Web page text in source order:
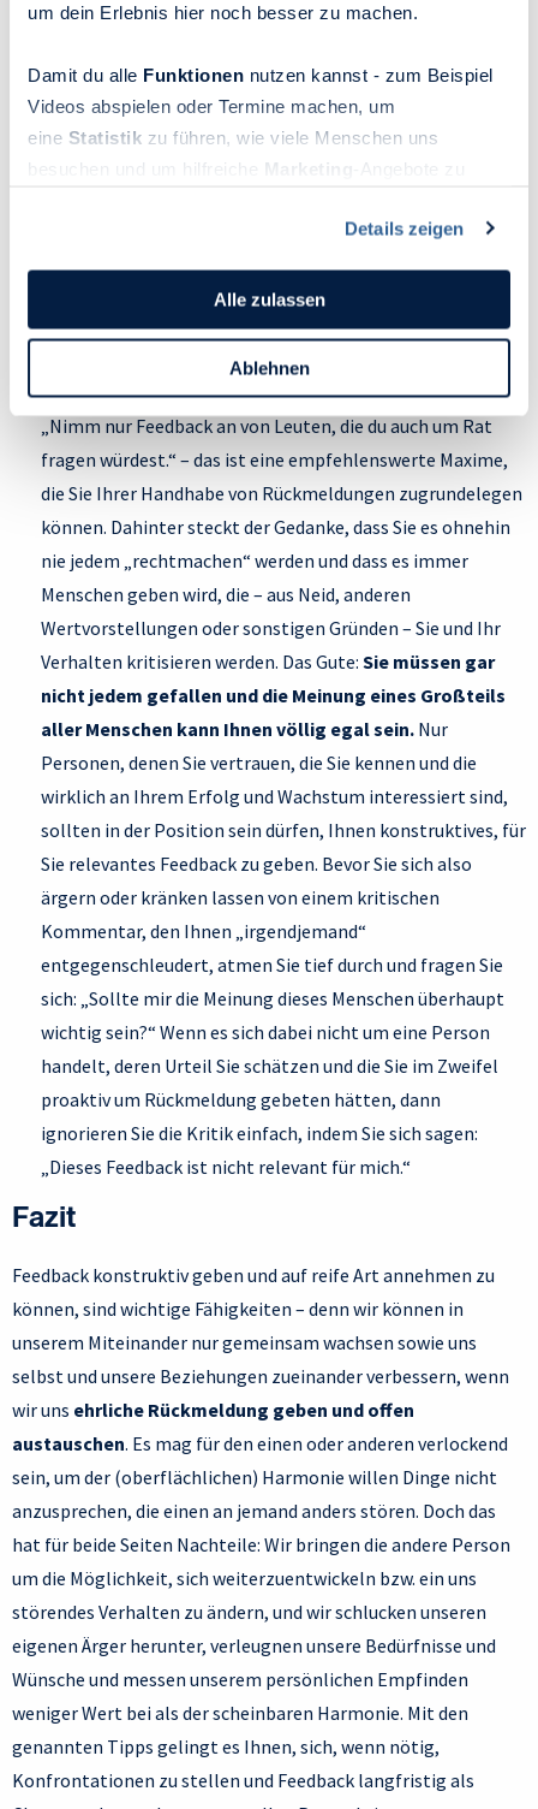
um dein Erlebnis hier noch besser zu machen.
Damit du alle Funktionen nutzen kannst - zum Beispiel
Videos abspielen oder Termine machen, um
eine Statistik zu führen, wie viele Menschen uns
besuchen und um hilfreiche Marketing
-Angebote zu
Du kannst deine Einwilligung jederzeit widerrufen oder
Ecke des Bildschirms klickst. Lies mehr darüber, wie wir
Cookies und andere Technologien zur Erfassung
Details zeigen
Alle zulassen
Ablehnen
unvernünftig und unrealistisch, während ein
würde. Betrachten Sie Feedback als ein Angebot, etwas
über sich selbst zu lernen – aber auch über die andere
Person. So können Sie zudem besser verstehen, aus
welche Bedürfnisse es zwischen den Zeilen zum Ausdruck
Entscheiden, wer Ihnen überhaupt Feedback geben
„Nimm nur Feedback an von Leuten, die du auch um Rat
fragen würdest.“ – das ist eine empfehlenswerte Maxime,
die Sie Ihrer Handhabe von Rückmeldungen zugrundelegen
können. Dahinter steckt der Gedanke, dass Sie es ohnehin
nie jedem „rechtmachen“ werden und dass es immer
Menschen geben wird, die – aus Neid, anderen
Wertvorstellungen oder sonstigen Gründen – Sie und Ihr
Verhalten kritisieren werden. Das Gute: Sie müssen gar
nicht jedem gefallen und die Meinung eines Großteils
aller Menschen kann Ihnen völlig egal sein. Nur
Personen, denen Sie vertrauen, die Sie kennen und die
wirklich an Ihrem Erfolg und Wachstum interessiert sind,
sollten in der Position sein dürfen, Ihnen konstruktives, für
Sie relevantes Feedback zu geben. Bevor Sie sich also
ärgern oder kränken lassen von einem kritischen
Kommentar, den Ihnen „irgendjemand“
entgegenschleudert, atmen Sie tief durch und fragen Sie
sich: „Sollte mir die Meinung dieses Menschen überhaupt
wichtig sein?“ Wenn es sich dabei nicht um eine Person
handelt, deren Urteil Sie schätzen und die Sie im Zweifel
proaktiv um Rückmeldung gebeten hätten, dann
ignorieren Sie die Kritik einfach, indem Sie sich sagen:
„Dieses Feedback ist nicht relevant für mich.“
Fazit
Feedback konstruktiv geben und auf reife Art annehmen zu
können, sind wichtige Fähigkeiten – denn wir können in
unserem Miteinander nur gemeinsam wachsen sowie uns
selbst und unsere Beziehungen zueinander verbessern, wenn
wir uns ehrliche Rückmeldung geben und offen
austauschen. Es mag für den einen oder anderen verlockend
sein, um der (oberflächlichen) Harmonie willen Dinge nicht
anzusprechen, die einen an jemand anders stören. Doch das
hat für beide Seiten Nachteile: Wir bringen die andere Person
um die Möglichkeit, sich weiterzuentwickeln bzw. ein uns
störendes Verhalten zu ändern, und wir schlucken unseren
eigenen Ärger herunter, verleugnen unsere Bedürfnisse und
Wünsche und messen unserem persönlichen Empfinden
weniger Wert bei als der scheinbaren Harmonie. Mit den
genannten Tipps gelingt es Ihnen, sich, wenn nötig,
Konfrontationen zu stellen und Feedback langfristig als